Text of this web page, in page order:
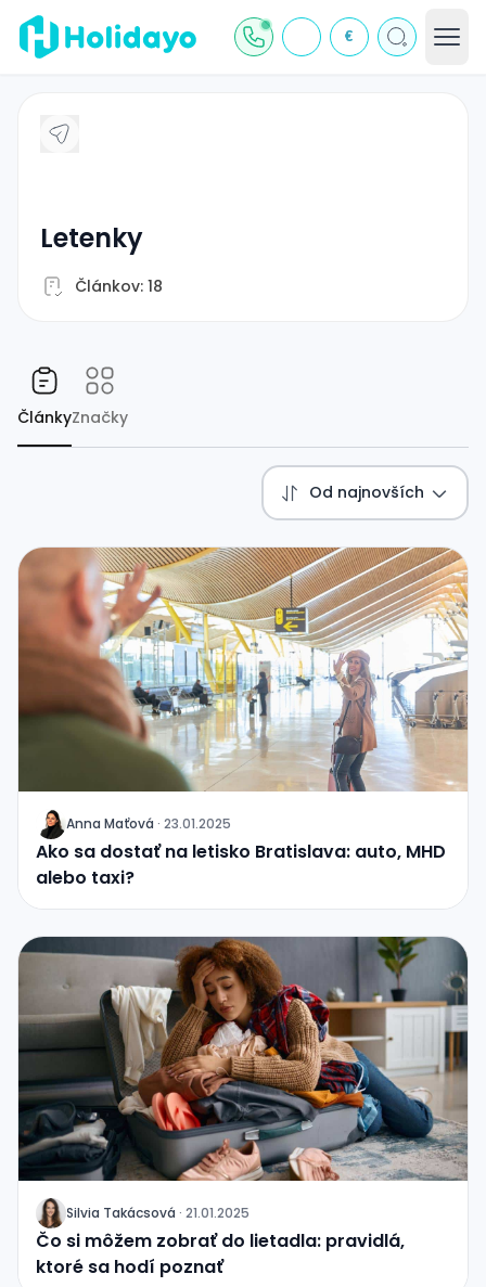
€
letenky
Článkov: 18
ČlánkyZnačky
Od najnovších
J Anna Maťová · 23.01.2025
Ako sa dostať na letisko Bratislava: auto, MHD
alebo taxi?
J Silvia Takácsová · 21.01.2025
Čo si môžem zobrať do lietadla: pravidlá,
ktoré sa hodí poznať